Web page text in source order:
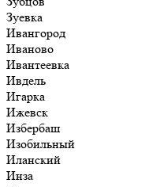
Зуевка
Ивангород
Иваново
Ивантеевка
Ивдель
Игарка
Ижевск
Избербаш
Изобильный
Иланский
Инза